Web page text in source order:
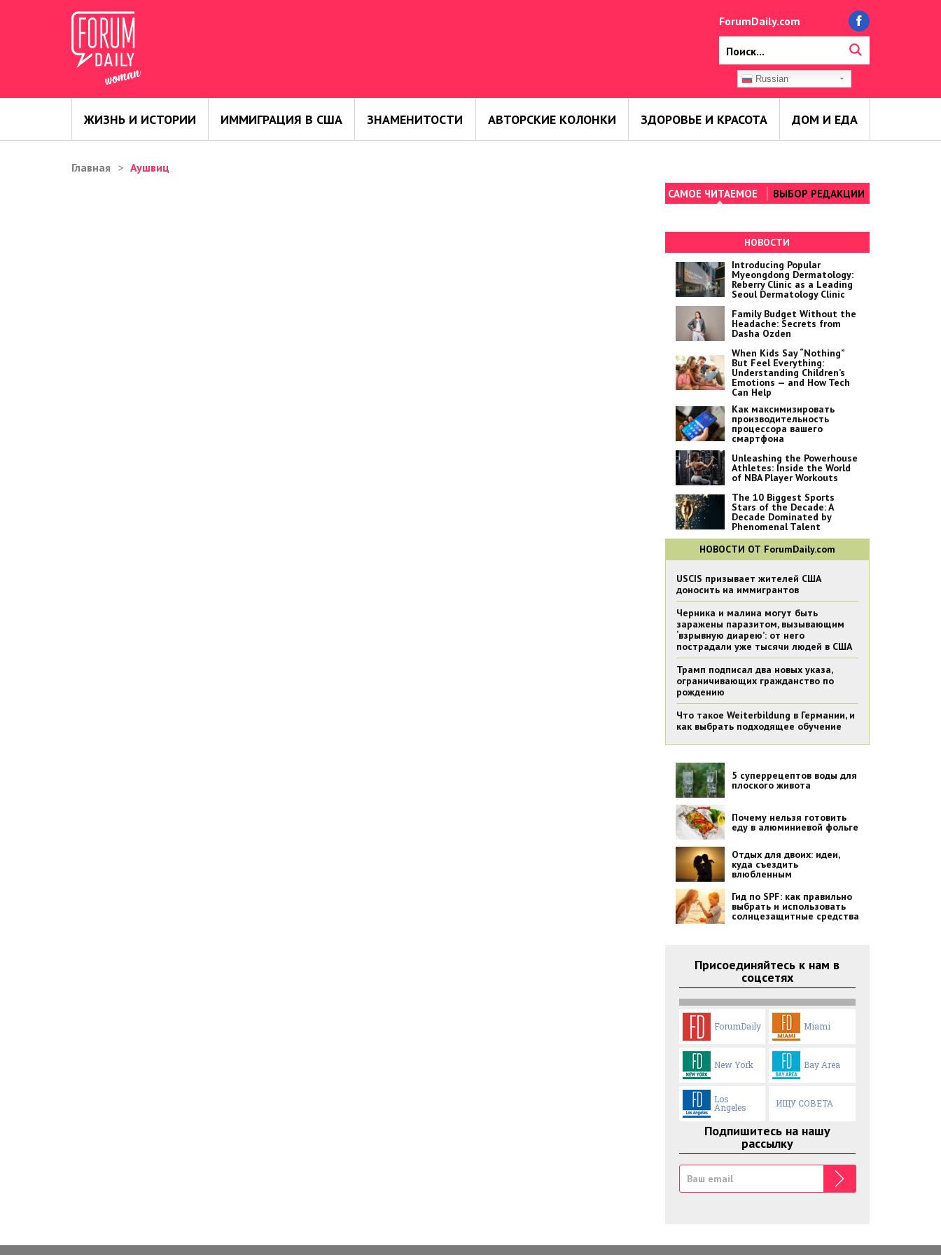
ForumDaily.com
Russian
ЖИЗНЬ И ИСТОРИИ ИММИГРАЦИЯ В США ЗНАМЕНИТОСТИ АВТОРСКИЕ КОЛОНКИ ЗДОРОВЬЕ И КРАСОТА ДОМ И ЕДА
Главная Аушвиц
САМОЕ ЧИТАЕМОЕ ВЫБОР РЕДАКЦИИ
НОВОСТИ
Introducing Popular
Myeongdong Dermatology:
Reberry Clinic as a Leading
Seoul Dermatology Clinic
Family Budget Without the
Headache: Secrets from
Dasha Ozden
When Kids Say “Nothing”
But Feel Everything:
Understanding Children’s
Emotions — and How Tech
Can Help
Как максимизировать
производительность
процессора вашего
смартфона
Unleashing the Powerhouse
Athletes: Inside the World
of NBA Player Workouts
The 10 Biggest Sports
Stars of the Decade: A
Decade Dominated by
Phenomenal Talent
НОВОСТИ ОТ ForumDaily.com
USCIS призывает жителей США
доносить на иммигрантов
Черника и малина могут быть
заражены паразитом, вызывающим
‘взрывную диарею’: от него
пострадали уже тысячи людей в США
Трамп подписал два новых указа,
ограничивающих гражданство по
рождению
Что такое Weiterbildung в Германии, и
как выбрать подходящее обучение
5 суперрецептов воды для
плоского живота
Почему нельзя готовить
еду в алюминиевой фольге
Отдых для двоих: идеи,
куда съездить
влюбленным
Гид по SPF: как правильно
выбрать и использовать
солнцезащитные средства
Присоединяйтесь к нам в
соцсетях
ForumDaily Miami
New York Bay Area
Los
Angeles ИЩУ СОВЕТА
Подпишитесь на нашу
рассылку